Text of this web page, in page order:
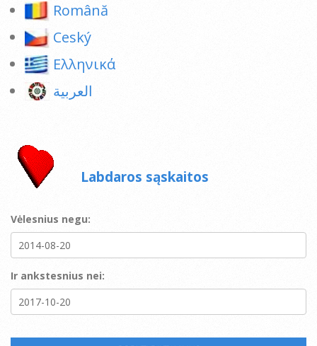
Română
Ceský
Ελληνικά
العربية
Labdaros sąskaitos
Vėlesnius negu:
Ir ankstesnius nei: